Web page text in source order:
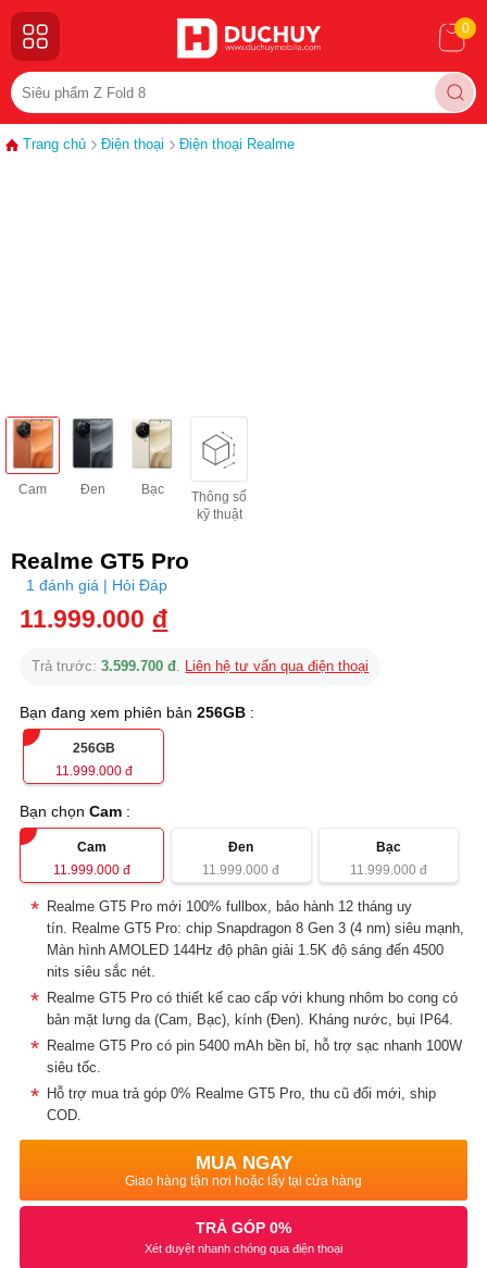
0
Trang chủ Điện thoại Điện thoại Realme
Cam Đen Bạc
Thông số
kỹ thuật
Realme GT5 Pro
1 đánh giá | Hỏi Đáp
11.999.000 đ
Trả trước:3.599.700 đ. Liên hệ tư vấn qua điện thoại
Bạn đang xem phiên bản256GB :
256GB
11.999.000đ
Bạn chọnCam :
Cam
11.999.000 đ
Đen
11.999.000 đ
Bạc
11.999.000 đ
Realme GT5 Pro mới 100% fullbox, bảo hành 12 tháng uy
tín. Realme GT5 Pro: chip Snapdragon 8 Gen 3 (4 nm) siêu mạnh,
Màn hình AMOLED 144Hz độ phân giải 1.5K độ sáng đến 4500
nits siêu sắc nét.
Realme GT5 Pro có thiết kế cao cấp với khung nhôm bo cong có
bản mặt lưng da (Cam, Bạc), kính (Đen). Kháng nước, bụi IP64.
Realme GT5 Pro có pin 5400 mAh bền bỉ, hỗ trợ sạc nhanh 100W
siêu tốc.
Hỗ trợ mua trả góp 0% Realme GT5 Pro, thu cũ đổi mới, ship
COD.
MUA NGAY
Giao hàng tận nơi hoặc lấy tại cửa hàng
TRẢ GÓP 0%
Xét duyệt nhanh chóng qua điện thoại